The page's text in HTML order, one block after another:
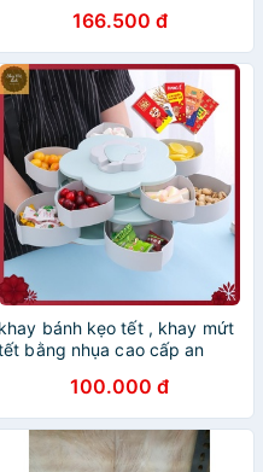
166.500 đ
khay bánh kẹo tết , khay mứt
bằng nhụa cao cấp an
hoa có giá đỡ điện thoại xinh
100.000 đ